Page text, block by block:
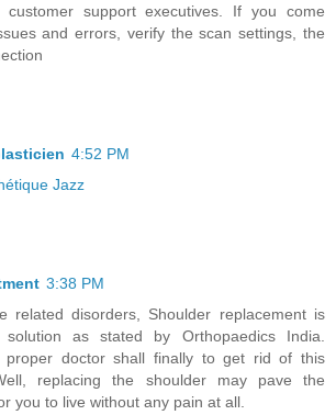
support executives. If you come
and errors, verify the scan settings, the
4:52 PM
Jazz
3:38 PM
related disorders, Shoulder replacement is
as stated by Orthopaedics India.
proper doctor shall finally to get rid of this
replacing the shoulder may pave the
you to live without any pain at all.